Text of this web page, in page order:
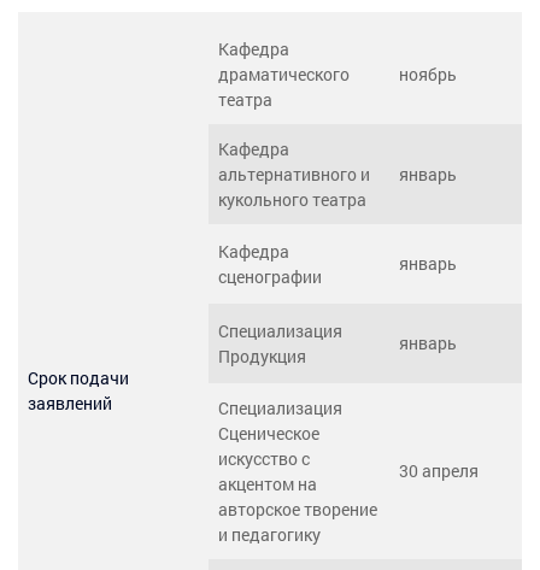
Срок подачи
заявлений
Кафедра
драматического
театра
ноябрь
Кафедра
альтернативного и
кукольного театра
январь
Кафедра
сценографии
январь
Специализация
Продукция
январь
Специализация
Сценическое
искусство с
акцентом на
авторское творение
и педагогику
30 апреля